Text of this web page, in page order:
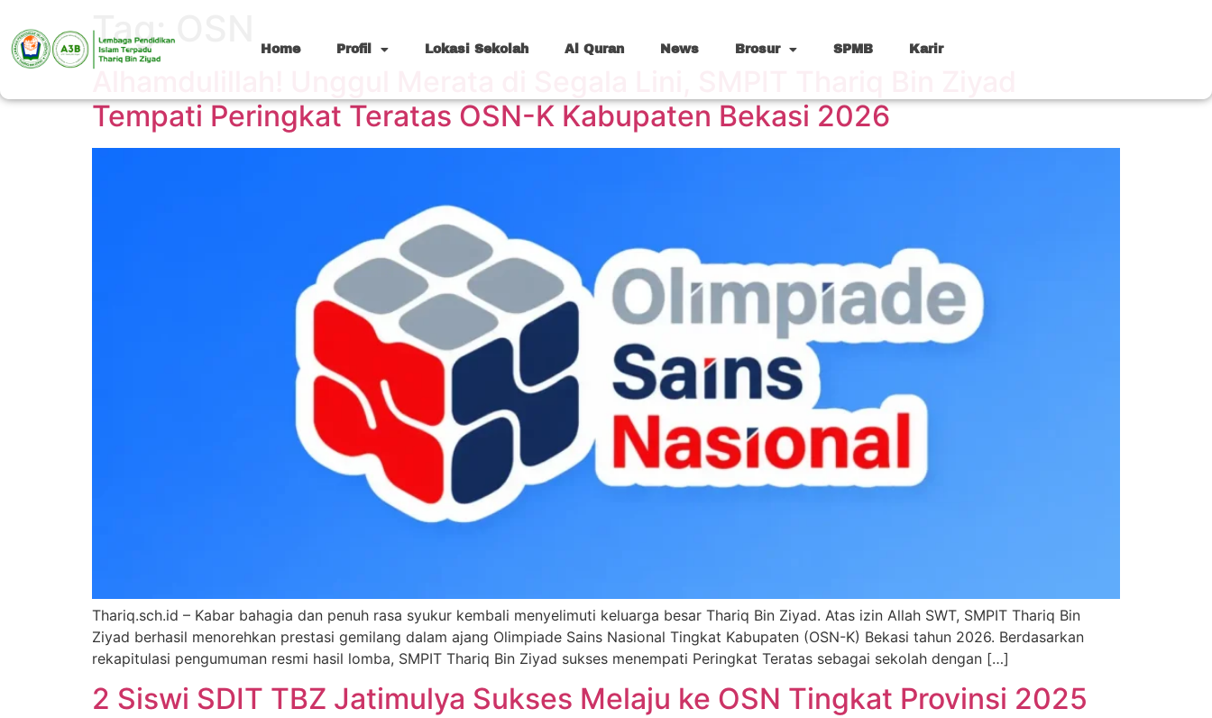
Home Profil Lokasi Sekolah Al Quran News Brosur SPMB Karir
Tag:
Alhamdulillah! Unggul Merata di Segala Lini, SMPIT Thariq Bin Ziyad
Tempati Peringkat Teratas OSN-K Kabupaten Bekasi 2026
Thariq.sch.id – Kabar bahagia dan penuh rasa syukur kembali menyelimuti keluarga besar Thariq Bin Ziyad. Atas izin Allah SWT, SMPIT Thariq Bin
Ziyad berhasil menorehkan prestasi gemilang dalam ajang Olimpiade Sains Nasional Tingkat Kabupaten (OSN-K) Bekasi tahun 2026. Berdasarkan
rekapitulasi pengumuman resmi hasil lomba, SMPIT Thariq Bin Ziyad sukses menempati Peringkat Teratas sebagai sekolah dengan […]
2 Siswi SDIT TBZ Jatimulya Sukses Melaju ke OSN Tingkat Provinsi 2025